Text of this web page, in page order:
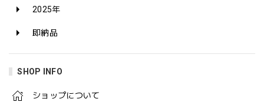
2025年
即納品
SHOP INFO
ショップについて